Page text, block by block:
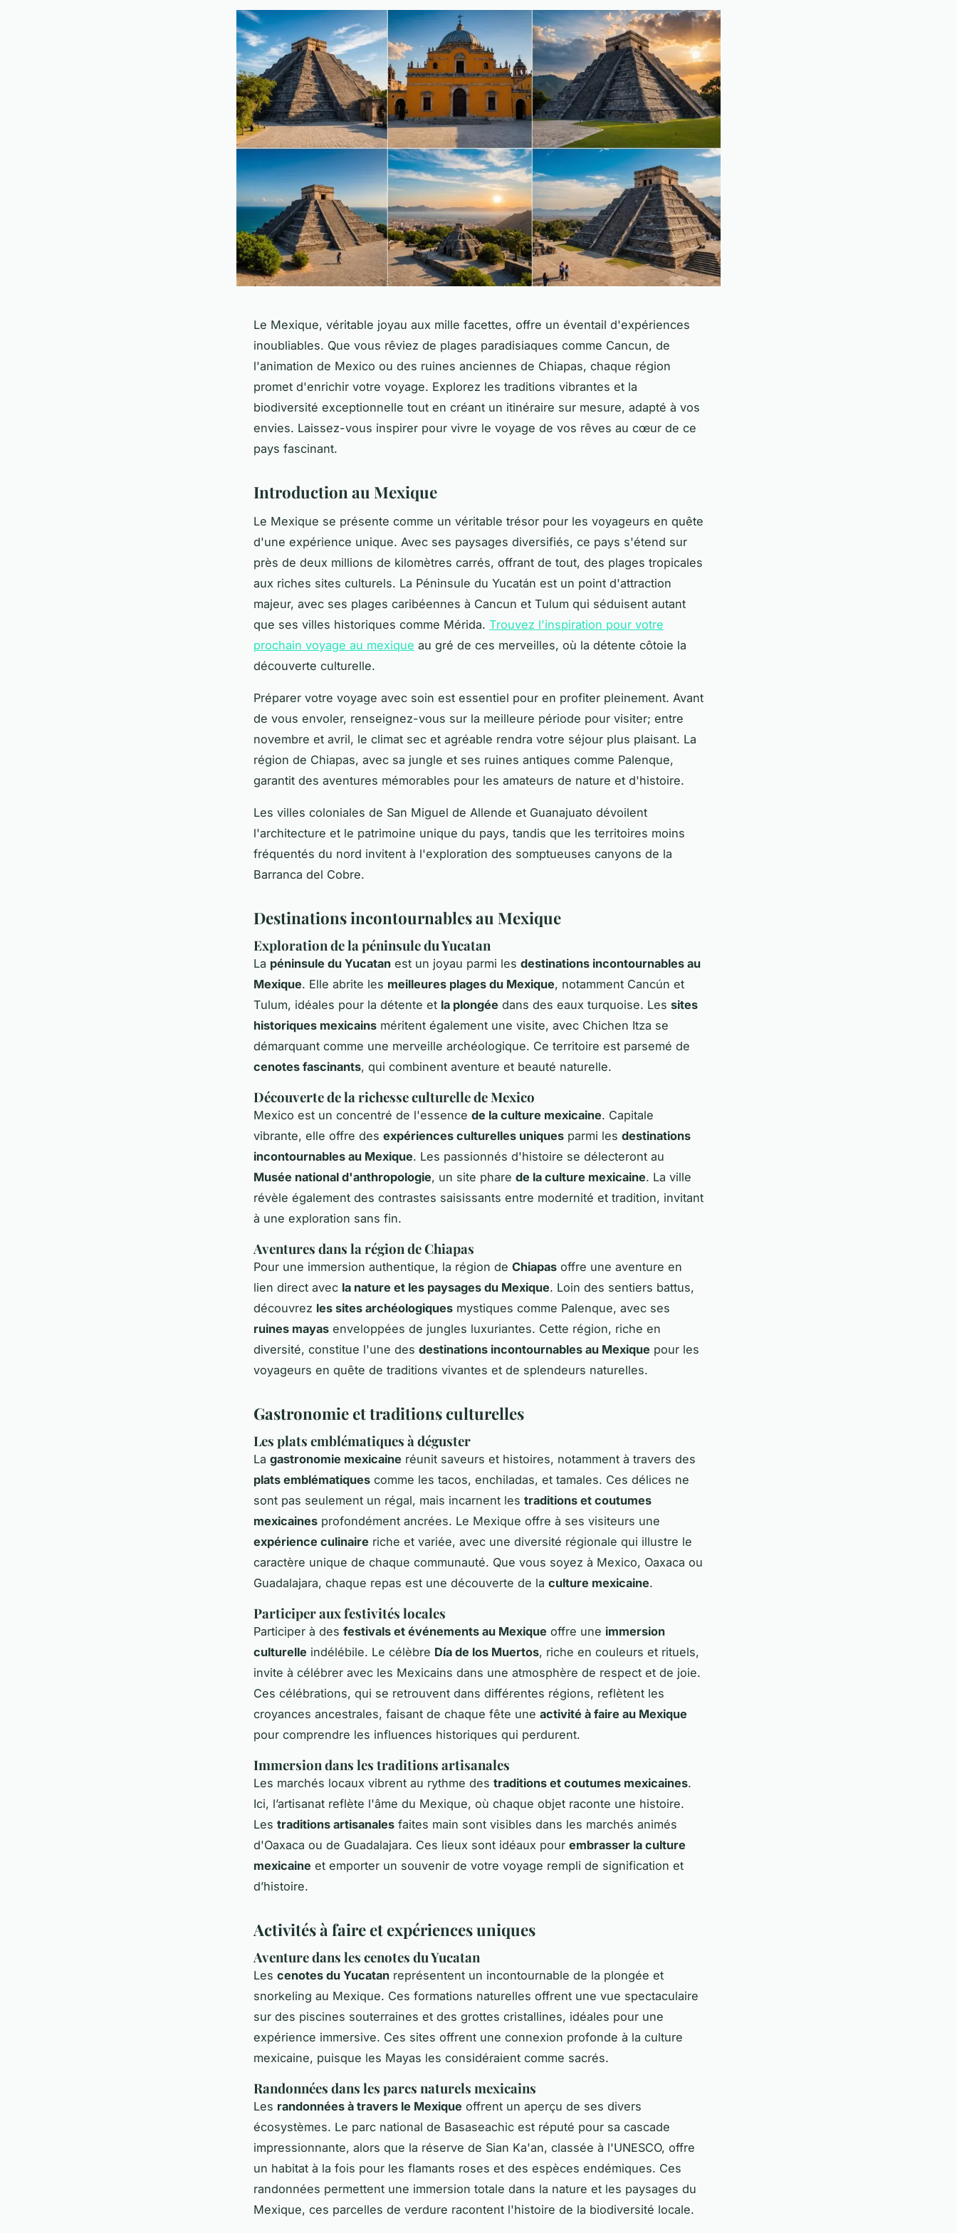
Le Mexique, véritable joyau aux mille facettes, offre un éventail d'expériences
inoubliables. Que vous rêviez de plages paradisiaques comme Cancun, de
l'animation de Mexico ou des ruines anciennes de Chiapas, chaque région
promet d'enrichir votre voyage. Explorez les traditions vibrantes et la
biodiversité exceptionnelle tout en créant un itinéraire sur mesure, adapté à vos
envies. Laissez-vous inspirer pour vivre le voyage de vos rêves au cœur de ce
pays fascinant.
Introduction au Mexique
Le Mexique se présente comme un véritable trésor pour les voyageurs en quête
d'une expérience unique. Avec ses paysages diversifiés, ce pays s'étend sur
près de deux millions de kilomètres carrés, offrant de tout, des plages tropicales
aux riches sites culturels. La Péninsule du Yucatán est un point d'attraction
majeur, avec ses plages caribéennes à Cancun et Tulum qui séduisent autant
que ses villes historiques comme Mérida. Trouvez l'inspiration pour votre
prochain voyage au mexique au gré de ces merveilles, où la détente côtoie la
découverte culturelle.
Préparer votre voyage avec soin est essentiel pour en profiter pleinement. Avant
de vous envoler, renseignez-vous sur la meilleure période pour visiter; entre
novembre et avril, le climat sec et agréable rendra votre séjour plus plaisant. La
région de Chiapas, avec sa jungle et ses ruines antiques comme Palenque,
garantit des aventures mémorables pour les amateurs de nature et d'histoire.
Les villes coloniales de San Miguel de Allende et Guanajuato dévoilent
l'architecture et le patrimoine unique du pays, tandis que les territoires moins
fréquentés du nord invitent à l'exploration des somptueuses canyons de la
Barranca del Cobre.
Destinations incontournables au Mexique
Exploration de la péninsule du Yucatan
La péninsule du Yucatan est un joyau parmi les destinations incontournables au
Mexique. Elle abrite les meilleures plages du Mexique, notamment Cancún et
Tulum, idéales pour la détente et la plongée dans des eaux turquoise. Les sites
historiques mexicains méritent également une visite, avec Chichen Itza se
démarquant comme une merveille archéologique. Ce territoire est parsemé de
cenotes fascinants, qui combinent aventure et beauté naturelle.
Découverte de la richesse culturelle de Mexico
Mexico est un concentré de l'essence de la culture mexicaine. Capitale
vibrante, elle offre des expériences culturelles uniques parmi les destinations
incontournables au Mexique. Les passionnés d'histoire se délecteront au
Musée national d'anthropologie, un site phare de la culture mexicaine. La ville
révèle également des contrastes saisissants entre modernité et tradition, invitant
à une exploration sans fin.
Aventures dans la région de Chiapas
Pour une immersion authentique, la région de Chiapas offre une aventure en
lien direct avec la nature et les paysages du Mexique. Loin des sentiers battus,
découvrez les sites archéologiques mystiques comme Palenque, avec ses
ruines mayas enveloppées de jungles luxuriantes. Cette région, riche en
diversité, constitue l'une des destinations incontournables au Mexique pour les
voyageurs en quête de traditions vivantes et de splendeurs naturelles.
Gastronomie et traditions culturelles
Les plats emblématiques à déguster
La gastronomie mexicaine réunit saveurs et histoires, notamment à travers des
plats emblématiques comme les tacos, enchiladas, et tamales. Ces délices ne
sont pas seulement un régal, mais incarnent les traditions et coutumes
mexicaines profondément ancrées. Le Mexique offre à ses visiteurs une
expérience culinaire riche et variée, avec une diversité régionale qui illustre le
caractère unique de chaque communauté. Que vous soyez à Mexico, Oaxaca ou
Guadalajara, chaque repas est une découverte de la culture mexicaine.
Participer aux festivités locales
Participer à des festivals et événements au Mexique offre une immersion
culturelle indélébile. Le célèbre Día de los Muertos, riche en couleurs et rituels,
invite à célébrer avec les Mexicains dans une atmosphère de respect et de joie.
Ces célébrations, qui se retrouvent dans différentes régions, reflètent les
croyances ancestrales, faisant de chaque fête une activité à faire au Mexique
pour comprendre les influences historiques qui perdurent.
Immersion dans les traditions artisanales
Les marchés locaux vibrent au rythme des traditions et coutumes mexicaines.
Ici, l’artisanat reflète l'âme du Mexique, où chaque objet raconte une histoire.
Les traditions artisanales faites main sont visibles dans les marchés animés
d'Oaxaca ou de Guadalajara. Ces lieux sont idéaux pour embrasser la culture
mexicaine et emporter un souvenir de votre voyage rempli de signification et
d’histoire.
Activités à faire et expériences uniques
Aventure dans les cenotes du Yucatan
Les cenotes du Yucatan représentent un incontournable de la plongée et
snorkeling au Mexique. Ces formations naturelles offrent une vue spectaculaire
sur des piscines souterraines et des grottes cristallines, idéales pour une
expérience immersive. Ces sites offrent une connexion profonde à la culture
mexicaine, puisque les Mayas les considéraient comme sacrés.
Randonnées dans les parcs naturels mexicains
Les randonnées à travers le Mexique offrent un aperçu de ses divers
écosystèmes. Le parc national de Basaseachic est réputé pour sa cascade
impressionnante, alors que la réserve de Sian Ka'an, classée à l'UNESCO, offre
un habitat à la fois pour les flamants roses et des espèces endémiques. Ces
randonnées permettent une immersion totale dans la nature et les paysages du
Mexique, ces parcelles de verdure racontent l'histoire de la biodiversité locale.